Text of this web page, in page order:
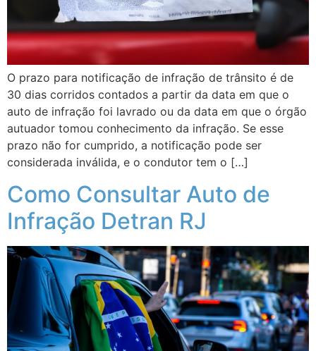
O prazo para notificação de infração de trânsito é de
30 dias corridos contados a partir da data em que o
auto de infração foi lavrado ou da data em que o órgão
autuador tomou conhecimento da infração. Se esse
prazo não for cumprido, a notificação pode ser
considerada inválida, e o condutor tem o […]
Como Consultar Auto de
Infração Detran RJ